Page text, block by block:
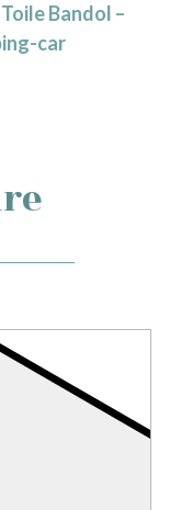
Bandol –
car